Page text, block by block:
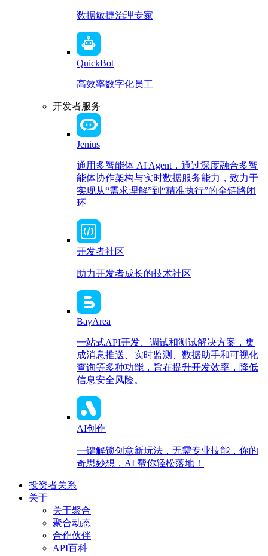
数据敏捷治理专家
QuickBot
高效率数字化员工
开发者服务
Jenius
通用多智能体 AI Agent，通过深度融合多智
能体协作架构与实时数据服务能力，致力于
实现从“需求理解”到“精准执行”的全链路闭
环
开发者社区
助力开发者成长的技术社区
BayArea
一站式API开发、调试和测试解决方案，集
成消息推送、实时监测、数据助手和可视化
查询等多种功能，旨在提升开发效率，降低
信息安全风险。
AI创作
一键解锁创意新玩法，无需专业技能，你的
奇思妙想，AI 帮你轻松落地！
投资者关系
关于
关于聚合
聚合动态
合作伙伴
API百科